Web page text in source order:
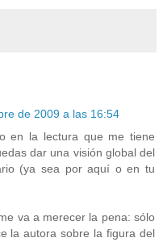
de 2009 a las 16:54
en la lectura que me tiene
dar una visión global del
(ya sea por aquí o en tu
va a merecer la pena: sólo
la autora sobre la figura del